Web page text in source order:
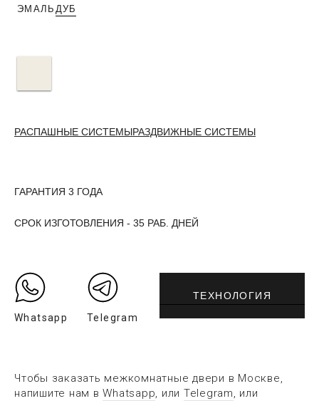
ЭМАЛЬ ДУБ
РАСПАШНЫЕ СИСТЕМЫРАЗДВИЖНЫЕ СИСТЕМЫ
ГАРАНТИЯ 3 ГОДА
СРОК ИЗГОТОВЛЕНИЯ - 35 РАБ. ДНЕЙ
Whatsapp Telegram
ТЕХНОЛОГИЯ
Чтобы заказать межкомнатные двери в Москве,
напишите нам вWhatsapp, или Telegram, или